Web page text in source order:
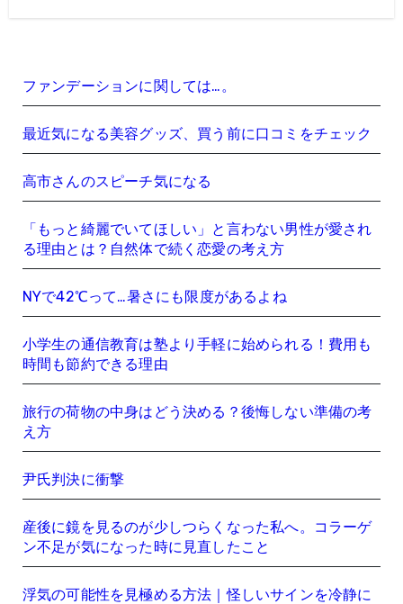
ファンデーションに関しては…。
最近気になる美容グッズ、買う前に口コミをチェック
高市さんのスピーチ気になる
「もっと綺麗でいてほしい」と言わない男性が愛され
る理由とは？自然体で続く恋愛の考え方
NYで42℃って…暑さにも限度があるよね
小学生の通信教育は塾より手軽に始められる！費用も
時間も節約できる理由
旅行の荷物の中身はどう決める？後悔しない準備の考
え方
尹氏判決に衝撃
産後に鏡を見るのが少しつらくなった私へ。コラーゲ
ン不足が気になった時に見直したこと
浮気の可能性を見極める方法｜怪しいサインを冷静に